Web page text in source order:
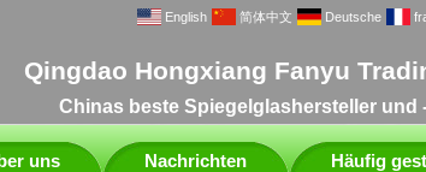
Qingdao Hongxiang Fanyu
Chinas beste Spiegelglashersteller und
English 简体中文 Deutsche
uns Nachrichten Häufig